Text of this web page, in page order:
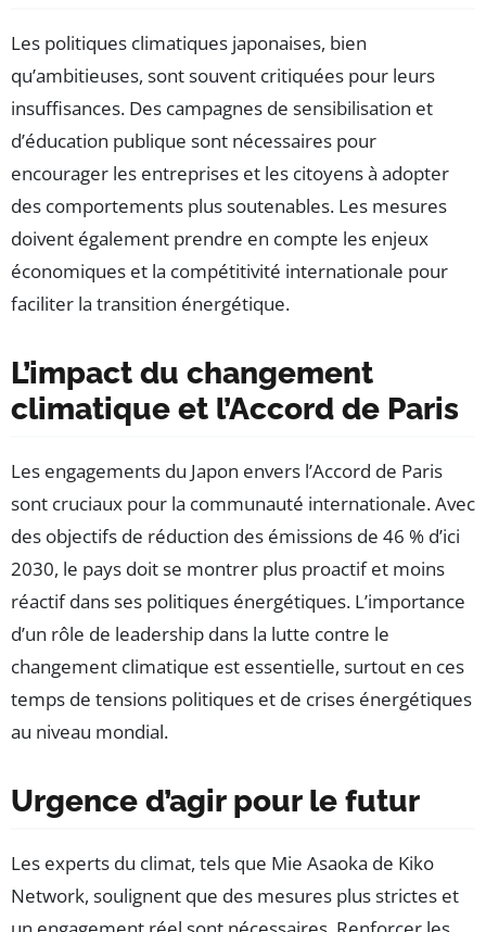
Les politiques climatiques japonaises, bien
qu’ambitieuses, sont souvent critiquées pour leurs
insuffisances. Des campagnes de sensibilisation et
d’éducation publique sont nécessaires pour
encourager les entreprises et les citoyens à adopter
des comportements plus soutenables. Les mesures
doivent également prendre en compte les enjeux
économiques et la compétitivité internationale pour
faciliter la transition énergétique.
L’impact du changement
climatique et l’Accord de Paris
Les engagements du Japon envers l’Accord de Paris
sont cruciaux pour la communauté internationale. Avec
des objectifs de réduction des émissions de 46 % d’ici
2030, le pays doit se montrer plus proactif et moins
réactif dans ses politiques énergétiques. L’importance
d’un rôle de leadership dans la lutte contre le
changement climatique est essentielle, surtout en ces
temps de tensions politiques et de crises énergétiques
au niveau mondial.
Urgence d’agir pour le futur
Les experts du climat, tels que Mie Asaoka de Kiko
Network, soulignent que des mesures plus strictes et